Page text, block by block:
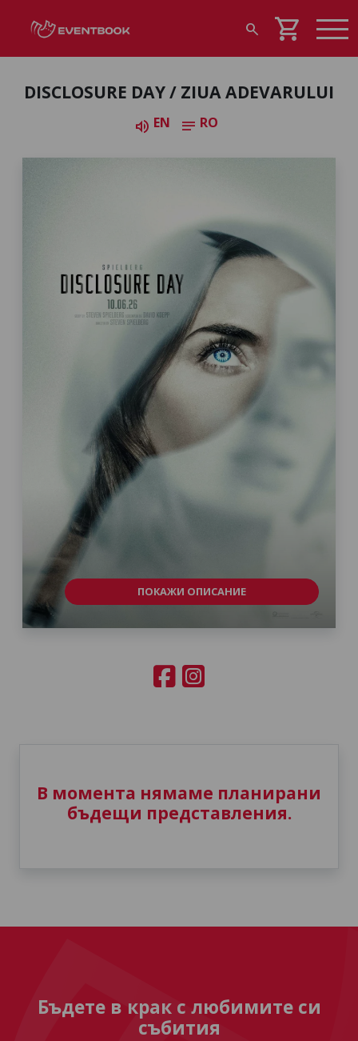
search shopping_cart
DISCLOSURE DAY / ZIUA ADEVARULUI
volume_up EN notes RO
ПОКАЖИ ОПИСАНИЕ
В момента нямаме планирани
бъдещи представления.
Бъдете в крак с любимите си
събития